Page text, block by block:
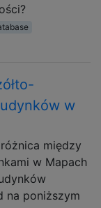
w
między
w Mapach
na poniższym